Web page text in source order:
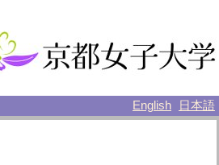
English 日本語